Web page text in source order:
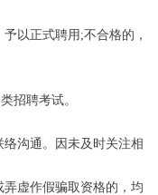
以正式聘用;不合格的，
招聘考试。
沟通。因未及时关注相
虚作假骗取资格的，均